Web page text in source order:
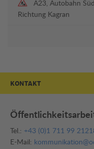
A23, Autobahn
Richtung Kagran
KONTAKT
Tel.: +43 (0)1 711 99
E-Mail: